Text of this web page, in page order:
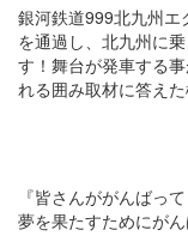
銀河鉄道999北九州エ
を通過し、北九州に
す！舞台が発車する
れる囲み取材に答え
『皆さんががんばっ
夢を果たすためにがん